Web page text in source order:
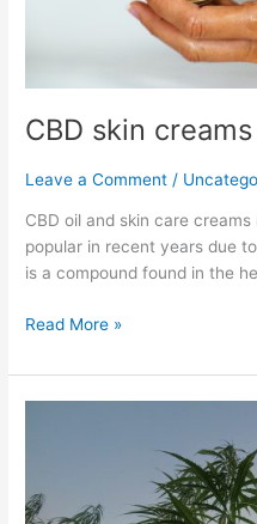
CBD skin creams
Leave a Comment /
CBD oil and skin care
popular in recent years due
is a compound found in the
Read More »